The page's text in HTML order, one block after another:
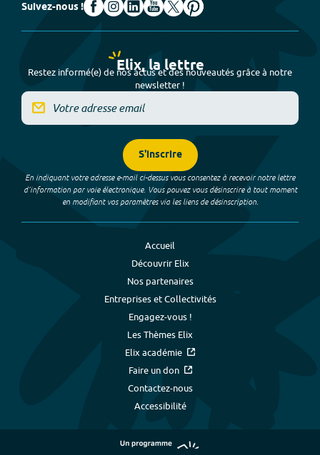
Suivez-nous !
Elix, la lettre
Restez informé(e) de nos actus et des nouveautés grâce à notre
newsletter !
S'inscrire
En indiquant votre adresse e-mail ci-dessus vous consentez à recevoir notre lettre
d’information par voie électronique. Vous pouvez vous désinscrire à tout moment
en modifiant vos paramètres via les liens de désinscription.
Accueil
Découvrir Elix
Nos partenaires
Entreprises et Collectivités
Engagez-vous !
Les Thèmes Elix
Elix académie
Faire un don
Contactez-nous
Accessibilité